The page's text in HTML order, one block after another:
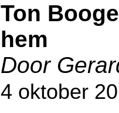
Ton
hem
Door
4 oktober